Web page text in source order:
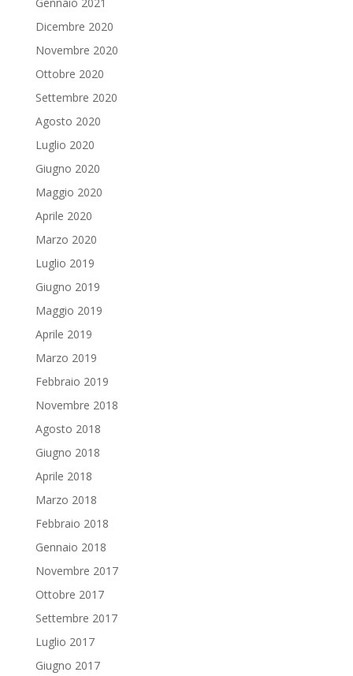
Dicembre 2020
Novembre 2020
Ottobre 2020
Settembre 2020
Agosto 2020
Luglio 2020
Giugno 2020
Maggio 2020
Aprile 2020
Marzo 2020
Luglio 2019
Giugno 2019
Maggio 2019
Aprile 2019
Marzo 2019
Febbraio 2019
Novembre 2018
Agosto 2018
Giugno 2018
Aprile 2018
Marzo 2018
Febbraio 2018
Gennaio 2018
Novembre 2017
Ottobre 2017
Settembre 2017
Luglio 2017
Giugno 2017